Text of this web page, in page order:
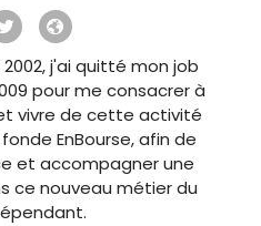
j'ai quitté mon job
pour me consacrer à
vivre de cette activité
EnBourse, afin de
et accompagner une
ce nouveau métier du